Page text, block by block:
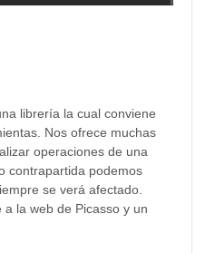
librería la cual conviene
Nos ofrece muchas
operaciones de una
contrapartida podemos
se verá afectado.
la web de Picasso y un